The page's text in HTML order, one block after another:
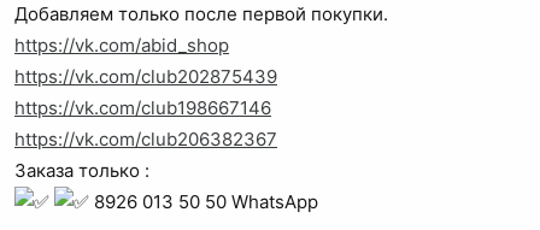
Добавляем только после первой покупки.
https://vk.com/abid_shop
https://vk.com/club202875439
https://vk.com/club198667146
https://vk.com/club206382367
Заказа только :
8926 013 50 50 WhatsApp